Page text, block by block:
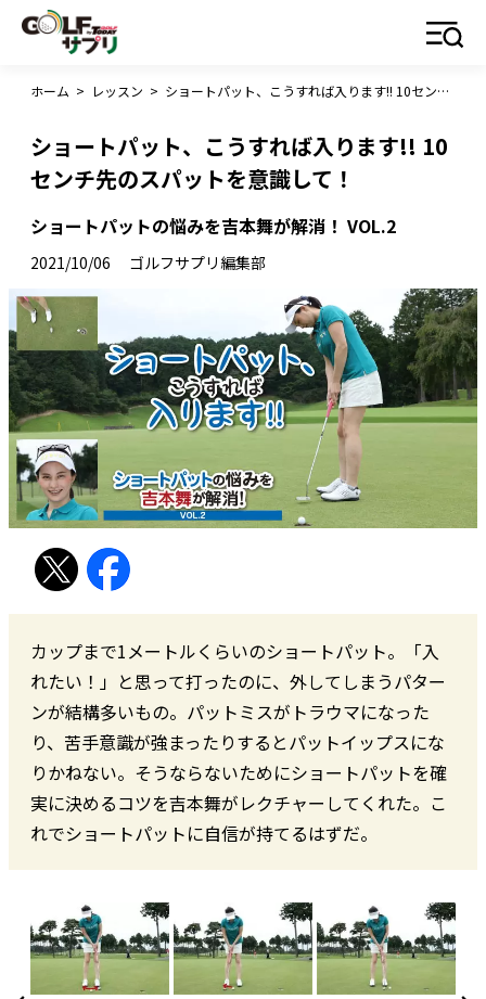
ホーム > レッスン > ショートパット、こうすれば入ります!! 10センチ先のスパットを意識して！
ショートパット、こうすれば入ります!! 10
センチ先のスパットを意識して！
ショートパットの悩みを吉本舞が解消！ VOL.2
2021/10/06 ゴルフサプリ編集部
カップまで1メートルくらいのショートパット。「入
れたい！」と思って打ったのに、外してしまうパター
ンが結構多いもの。パットミスがトラウマになった
り、苦手意識が強まったりするとパットイップスにな
りかねない。そうならないためにショートパットを確
実に決めるコツを吉本舞がレクチャーしてくれた。こ
れでショートパットに自信が持てるはずだ。